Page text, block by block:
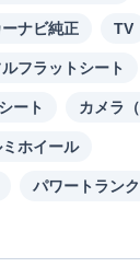
ーナビ純正 TV
ルフラットシート
ート カメラ（
ホイール
パワートランク